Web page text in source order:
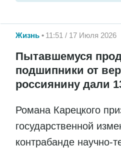
Жизнь 11:51 / 17 Июля 2026
Пытавшемуся
подшипники от
россиянину дали
Романа Карецкого
государственной
контрабанде научно-